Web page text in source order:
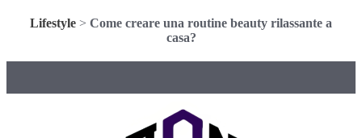
Lifestyle > Come creare una routine beauty rilassante a
casa?